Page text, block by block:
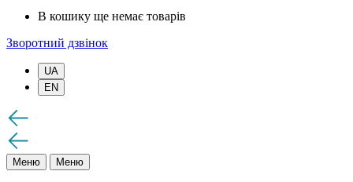
В кошику ще немає товарів
Зворотний дзвінок
UA
EN
Меню Меню